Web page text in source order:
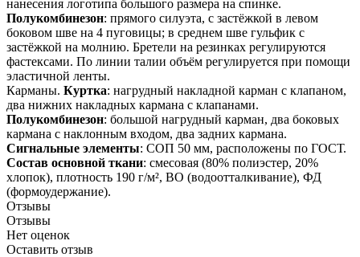
нанесения логотипа большого размера на спинке.
Полукомбинезон: прямого силуэта, с застёжкой в левом
боковом шве на 4 пуговицы; в среднем шве гульфик с
застёжкой на молнию. Бретели на резинках регулируются
фастексами. По линии талии объём регулируется при помощи
эластичной ленты.
Карманы. Куртка: нагрудный накладной карман с клапаном,
два нижних накладных кармана с клапанами.
Полукомбинезон: большой нагрудный карман, два боковых
кармана с наклонным входом, два задних кармана.
Сигнальные элементы: СОП 50 мм, расположены по ГОСТ.
Состав основной ткани: смесовая (80% полиэстер, 20%
хлопок), плотность 190 г/м², ВО (водоотталкивание), ФД
(формоудержание).
Отзывы
Отзывы
Нет оценок
Оставить отзыв